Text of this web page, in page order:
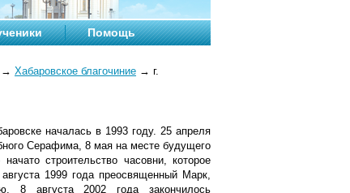
Помощь
→ Хабаровское благочиние → г.
началась в 1993 году. 25 апреля
Серафима, 8 мая на месте будущего
строительство часовни, которое
1999 года преосвященный Марк,
8 августа 2002 года закончилось